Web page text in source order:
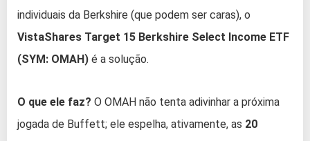
individuais da Berkshire (que podem ser caras), o
VistaShares Target 15 Berkshire Select Income ETF
(SYM: OMAH) é a solução.
O que ele faz? O OMAH não tenta adivinhar a próxima
jogada de Buffett; ele espelha, ativamente, as 20